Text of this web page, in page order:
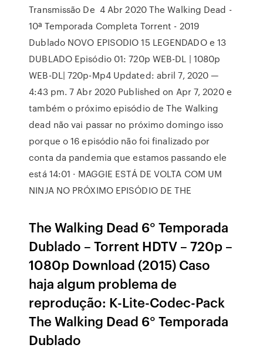
Transmissão De 4 Abr 2020 The Walking Dead -
10ª Temporada Completa Torrent - 2019
Dublado NOVO EPISODIO 15 LEGENDADO e 13
DUBLADO Episódio 01: 720p WEB-DL | 1080p
WEB-DL| 720p-Mp4 Updated: abril 7, 2020 —
4:43 pm. 7 Abr 2020 Published on Apr 7, 2020 e
também o próximo episódio de The Walking
dead não vai passar no próximo domingo isso
porque o 16 episódio não foi finalizado por
conta da pandemia que estamos passando ele
está 14:01 · MAGGIE ESTÁ DE VOLTA COM UM
NINJA NO PRÓXIMO EPISÓDIO DE THE
The Walking Dead 6° Temporada
Dublado – Torrent HDTV – 720p –
1080p Download (2015) Caso
haja algum problema de
reprodução: K-Lite-Codec-Pack
The Walking Dead 6° Temporada
Dublado